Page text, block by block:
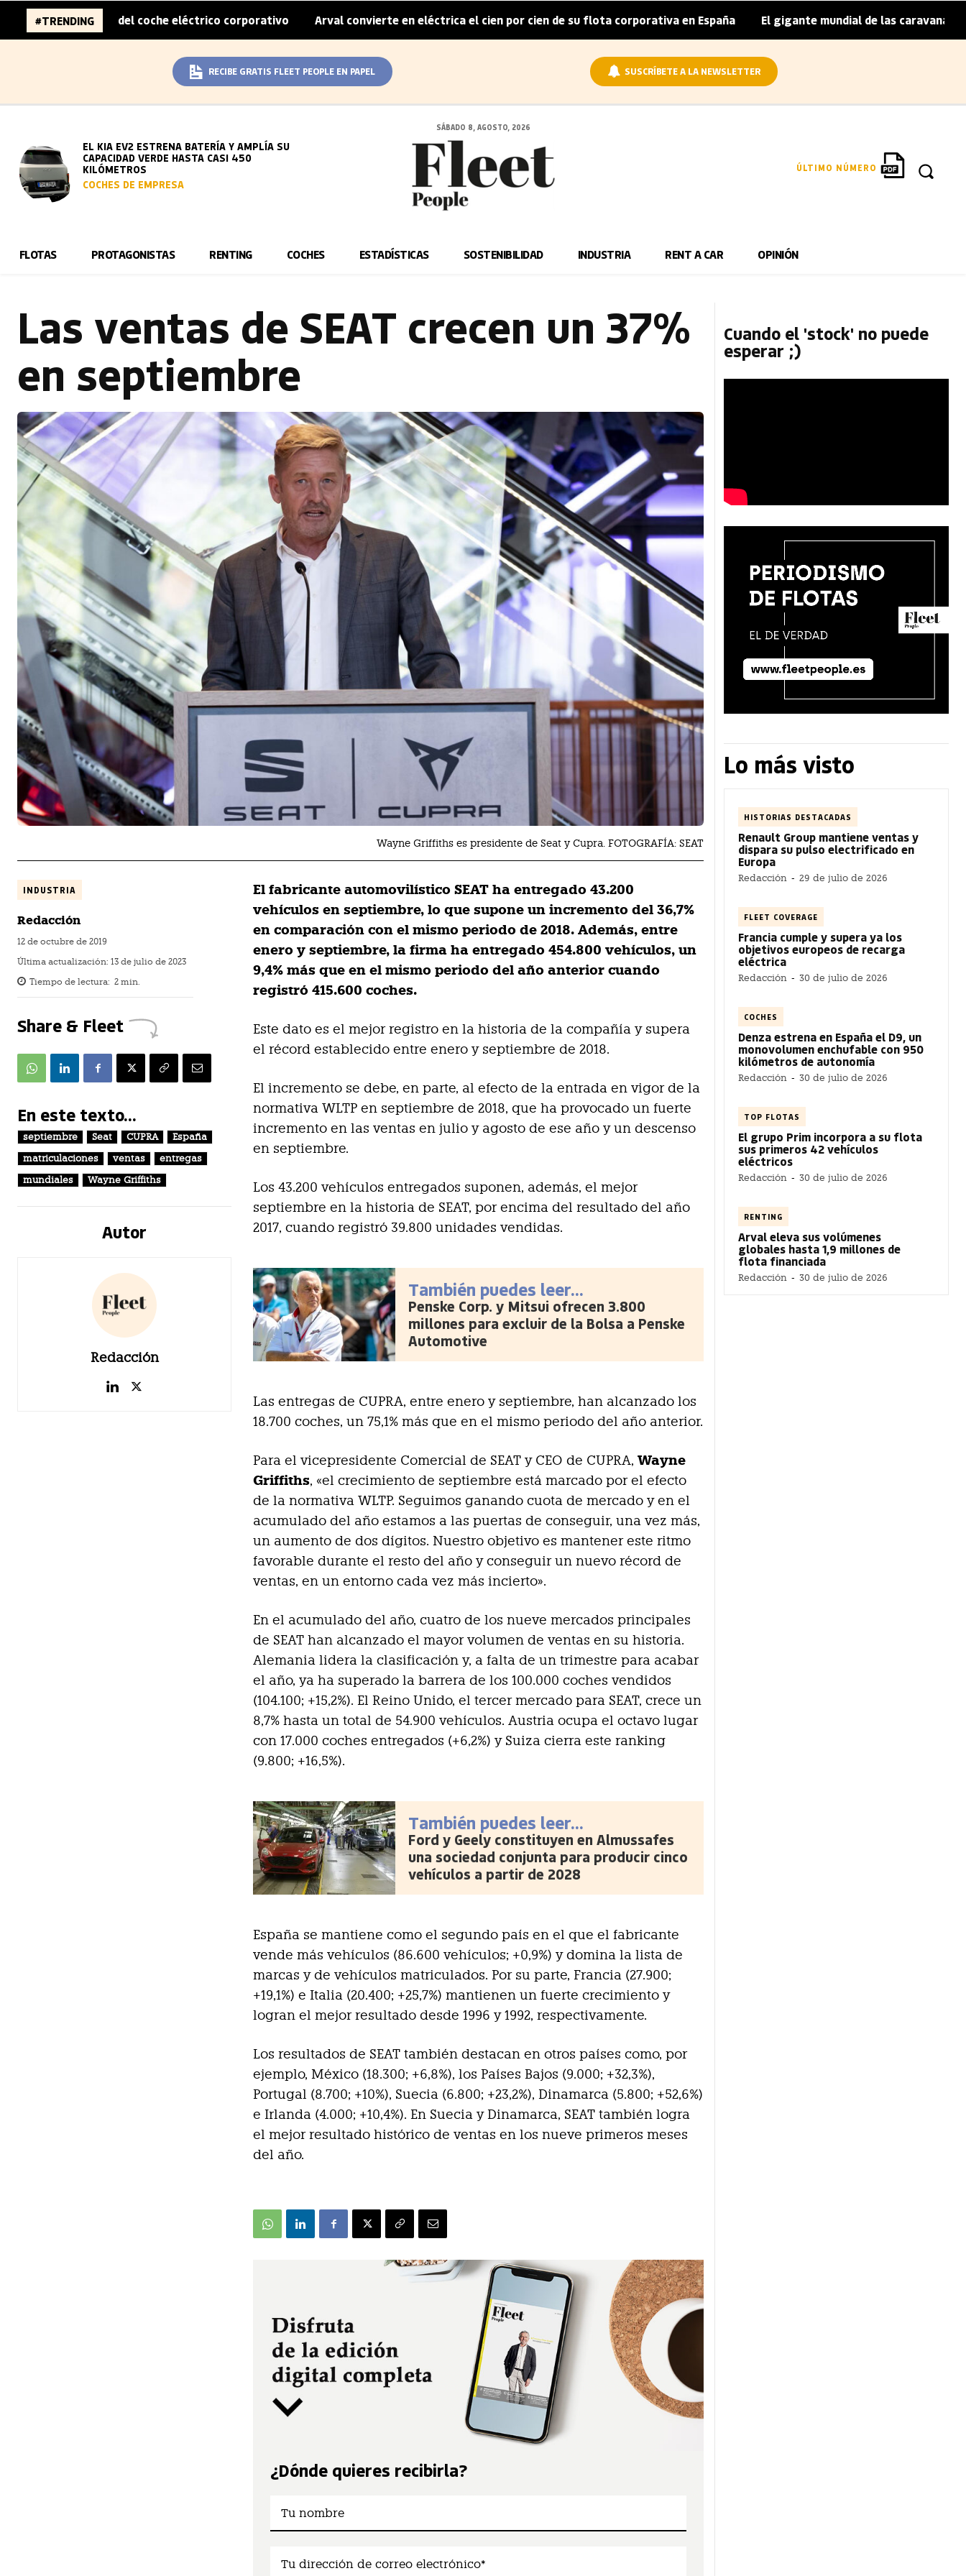
#TRENDINGdel coche eléctrico corporativo | Arval convierte en eléctrica el cien por cien de su flota corporativa en España | El gigante mundial de las caravanas asume
RECIBE GRATIS FLEET PEOPLE EN PAPEL SUSCRÍBETE A LA NEWSLETTER
EL KIA EV2 ESTRENA BATERÍA Y AMPLÍA SU
CAPACIDAD VERDE HASTA CASI 450
KILÓMETROS
COCHES DE EMPRESA
SÁBADO 8, AGOSTO, 2026
ÚLTIMO NÚMERO
FLOTAS PROTAGONISTAS RENTING COCHES ESTADÍSTICAS SOSTENIBILIDAD INDUSTRIA RENT A CAR OPINIÓN
Las ventas de SEAT crecen un 37%
en septiembre
Wayne Griffiths es presidente de Seat y Cupra. FOTOGRAFÍA: SEAT
INDUSTRIA
Redacción
12 de octubre de 2019
Última actualización: 13 de julio de 2023
Tiempo de lectura: 2 min.
Share & Fleet
En este texto...
septiembre Seat CUPRA
España
matriculaciones
ventas
entregas
mundiales
Wayne Griffiths
Autor
Redacción
El fabricante automovilístico SEAT ha entregado 43.200
vehículos en septiembre, lo que supone un incremento del 36,7%
en comparación con el mismo periodo de 2018. Además, entre
enero y septiembre, la firma ha entregado 454.800 vehículos, un
9,4% más que en el mismo periodo del año anterior cuando
registró 415.600 coches.
Este dato es el mejor registro en la historia de la compañía y supera
el récord establecido entre enero y septiembre de 2018.
El incremento se debe, en parte, al efecto de la entrada en vigor de la
normativa WLTP en septiembre de 2018, que ha provocado un fuerte
incremento en las ventas en julio y agosto de ese año y un descenso
en septiembre.
Los 43.200 vehículos entregados suponen, además, el mejor
septiembre en la historia de SEAT, por encima del resultado del año
2017, cuando registró 39.800 unidades vendidas.
También puedes leer...
Penske Corp. y Mitsui ofrecen 3.800
millones para excluir de la Bolsa a Penske
Automotive
Las entregas de CUPRA, entre enero y septiembre, han alcanzado los
18.700 coches, un 75,1% más que en el mismo periodo del año anterior.
Para el vicepresidente Comercial de SEAT y CEO de CUPRA,Wayne
Griffiths, «el crecimiento de septiembre está marcado por el efecto
de la normativa WLTP. Seguimos ganando cuota de mercado y en el
acumulado del año estamos a las puertas de conseguir, una vez más,
un aumento de dos dígitos. Nuestro objetivo es mantener este ritmo
favorable durante el resto del año y conseguir un nuevo récord de
ventas, en un entorno cada vez más incierto».
En el acumulado del año, cuatro de los nueve mercados principales
de SEAT han alcanzado el mayor volumen de ventas en su historia.
Alemania lidera la clasificación y, a falta de un trimestre para acabar
el año, ya ha superado la barrera de los 100.000 coches vendidos
(104.100; +15,2%). El Reino Unido, el tercer mercado para SEAT, crece un
8,7% hasta un total de 54.900 vehículos. Austria ocupa el octavo lugar
con 17.000 coches entregados (+6,2%) y Suiza cierra este ranking
(9.800; +16,5%).
También puedes leer...
Ford y Geely constituyen en Almussafes
una sociedad conjunta para producir cinco
vehículos a partir de 2028
España se mantiene como el segundo país en el que el fabricante
vende más vehículos (86.600 vehículos; +0,9%) y domina la lista de
marcas y de vehículos matriculados. Por su parte, Francia (27.900;
+19,1%) e Italia (20.400; +25,7%) mantienen un fuerte crecimiento y
logran el mejor resultado desde 1996 y 1992, respectivamente.
Los resultados de SEAT también destacan en otros países como, por
ejemplo, México (18.300; +6,8%), los Países Bajos (9.000; +32,3%),
Portugal (8.700; +10%), Suecia (6.800; +23,2%), Dinamarca (5.800; +52,6%)
e Irlanda (4.000; +10,4%). En Suecia y Dinamarca, SEAT también logra
el mejor resultado histórico de ventas en los nueve primeros meses
del año.
¿Dónde quieres recibirla?
Cuando el 'stock' no puede
esperar ;)
Lo más visto
HISTORIAS DESTACADAS
Renault Group mantiene ventas y
dispara su pulso electrificado en
Europa
Redacción - 29 de julio de 2026
FLEET COVERAGE
Francia cumple y supera ya los
objetivos europeos de recarga
eléctrica
Redacción - 30 de julio de 2026
COCHES
Denza estrena en España el D9, un
monovolumen enchufable con 950
kilómetros de autonomía
Redacción - 30 de julio de 2026
TOP FLOTAS
El grupo Prim incorpora a su flota
sus primeros 42 vehículos
eléctricos
Redacción - 30 de julio de 2026
RENTING
Arval eleva sus volúmenes
globales hasta 1,9 millones de
flota financiada
Redacción - 30 de julio de 2026